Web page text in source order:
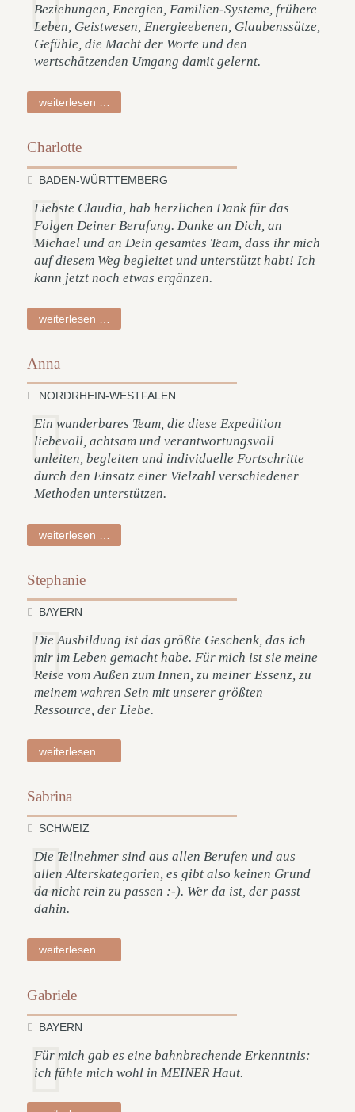
Beziehungen, Energien, Familien-Systeme, frühere
Leben, Geistwesen, Energieebenen, Glaubenssätze,
Gefühle, die Macht der Worte und den
wertschätzenden Umgang damit gelernt.
weiterlesen …
Charlotte
BADEN-WÜRTTEMBERG
Liebste Claudia, hab herzlichen Dank für das
Folgen Deiner Berufung. Danke an Dich, an
Michael und an Dein gesamtes Team, dass ihr mich
auf diesem Weg begleitet und unterstützt habt! Ich
kann jetzt noch etwas ergänzen.
weiterlesen …
Anna
NORDRHEIN-WESTFALEN
Ein wunderbares Team, die diese Expedition
liebevoll, achtsam und verantwortungsvoll
anleiten, begleiten und individuelle Fortschritte
durch den Einsatz einer Vielzahl verschiedener
Methoden unterstützen.
weiterlesen …
Stephanie
BAYERN
Die Ausbildung ist das größte Geschenk, das ich
mir im Leben gemacht habe. Für mich ist sie meine
Reise vom Außen zum Innen, zu meiner Essenz, zu
meinem wahren Sein mit unserer größten
Ressource, der Liebe.
weiterlesen …
Sabrina
SCHWEIZ
Die Teilnehmer sind aus allen Berufen und aus
allen Alterskategorien, es gibt also keinen Grund
da nicht rein zu passen :-). Wer da ist, der passt
dahin.
weiterlesen …
Gabriele
BAYERN
Für mich gab es eine bahnbrechende Erkenntnis:
ich fühle mich wohl in MEINER Haut.